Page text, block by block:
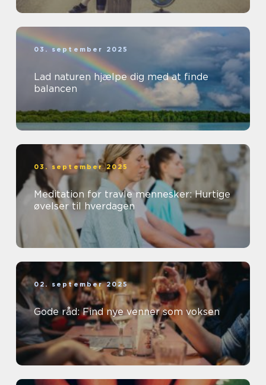
03. september 2025
Lad naturen hjælpe dig med at finde
balancen
03. september 2025
Meditation for travle mennesker: Hurtige
øvelser til hverdagen
02. september 2025
Gode råd: Find nye venner som voksen